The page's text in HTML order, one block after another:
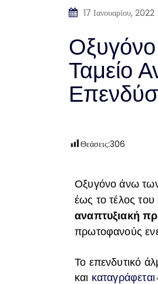
17 Ιανουαρίου, 2022
Οξυγόνο
Ταμείο
Θεάσεις:306
Οξυγόνο άνω των
έως το τέλος του
αναπτυξιακή
πρωτοφανούς
Το επενδυτικό
και καταγράφεται